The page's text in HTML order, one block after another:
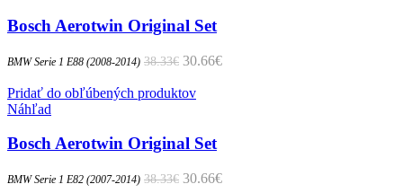
Bosch Aerotwin Original Set
BMW Serie 1 E88 (2008-2014) 38.33€ Pôvodná cena bola: 38.33€.
30.66€
Pridať do obľúbených produktov
Náhľad
Bosch Aerotwin Original Set
BMW Serie 1 E82 (2007-2014) 38.33€ Pôvodná cena bola: 38.33€.
30.66€